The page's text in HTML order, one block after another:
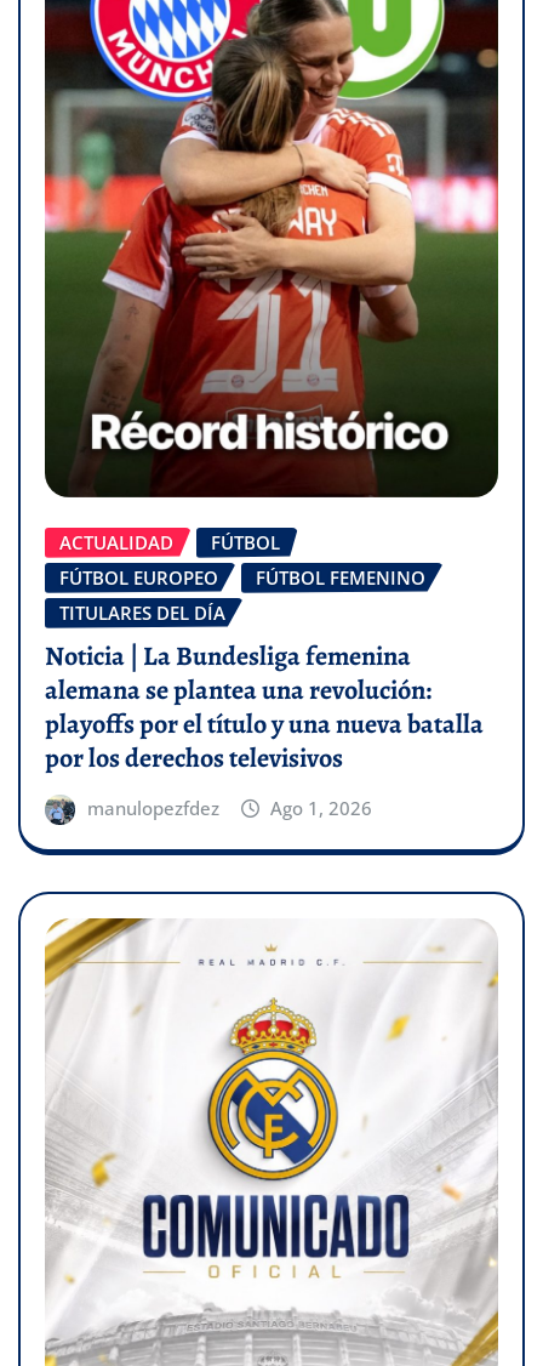
ACTUALIDAD
FÚTBOL
FÚTBOL EUROPEO
FÚTBOL FEMENINO
TITULARES DEL DÍA
Noticia | La Bundesliga femenina
alemana se plantea una revolución:
playoffs por el título y una nueva batalla
por los derechos televisivos
manulopezfdez Ago 1, 2026